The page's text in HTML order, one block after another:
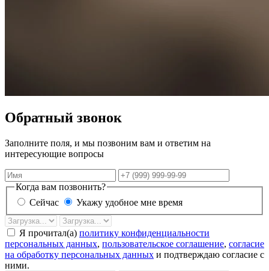
Обратный звонок
Заполните поля, и мы позвоним вам и ответим на
интересующие вопросы
Имя
Телефон
Когда вам позвонить?
Сейчас
Укажу удобное мне время
Дата
звонка
Время
Я прочитал(а) политику конфиденциальности
персональных данных, пользовательское соглашение, согласие
на обработку персональных данных и подтверждаю согласие с
ними.